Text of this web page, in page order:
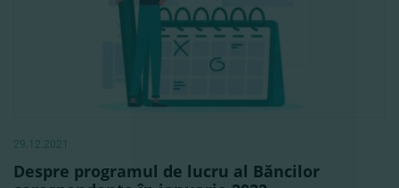
29.12.2021
Despre programul de lucru al Băncilor